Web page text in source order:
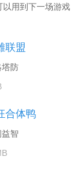
以用到下一场游戏
联盟
塔防
合体鸭
智